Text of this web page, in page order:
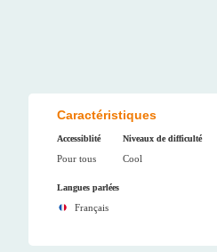
Caractéristiques
Accessiblité
Pour tous
Niveaux de difficulté
Cool
Langues parlées
Français